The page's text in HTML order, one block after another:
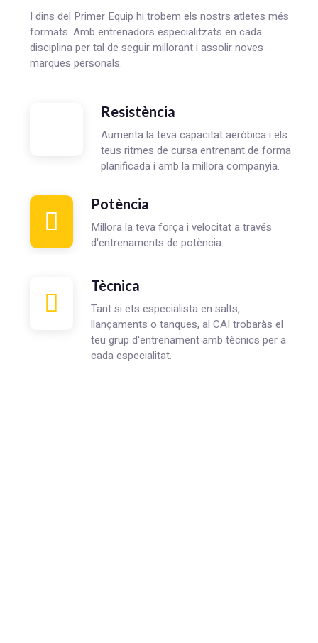
I dins del Primer Equip hi trobem els nostrs atletes més
formats. Amb entrenadors especialitzats en cada
disciplina per tal de seguir millorant i assolir noves
marques personals.
Resistència
Aumenta la teva capacitat aeròbica i els
teus ritmes de cursa entrenant de forma
planificada i amb la millora companyia.
Potència
Millora la teva força i velocitat a través
d'entrenaments de potència.
Tècnica
Tant si ets especialista en salts,
llançaments o tanques, al CAI trobaràs el
teu grup d'entrenament amb tècnics per a
cada especialitat.